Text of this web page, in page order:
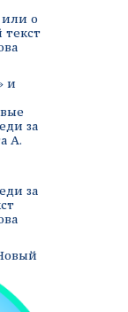
или о
текст
и
за
А.
за